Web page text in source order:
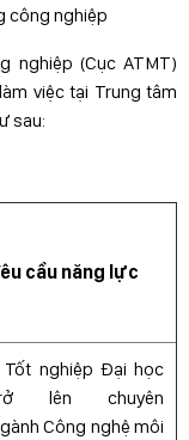
công nghiệp
nghiệp (Cục ATMT)
việc tại Trung tâm
sau:
cầu năng lực
nghiệp Đại học
lên chuyên
Công nghệ môi